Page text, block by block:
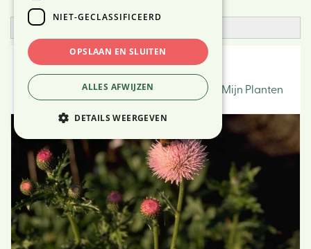
Open zoekfilter
Vederdistel
Voeg toe aan Mijn Planten
NIET-GECLASSIFICEERD
OPSLAAN EN SLUITEN
ALLES AFWIJZEN
DETAILS WEERGEVEN